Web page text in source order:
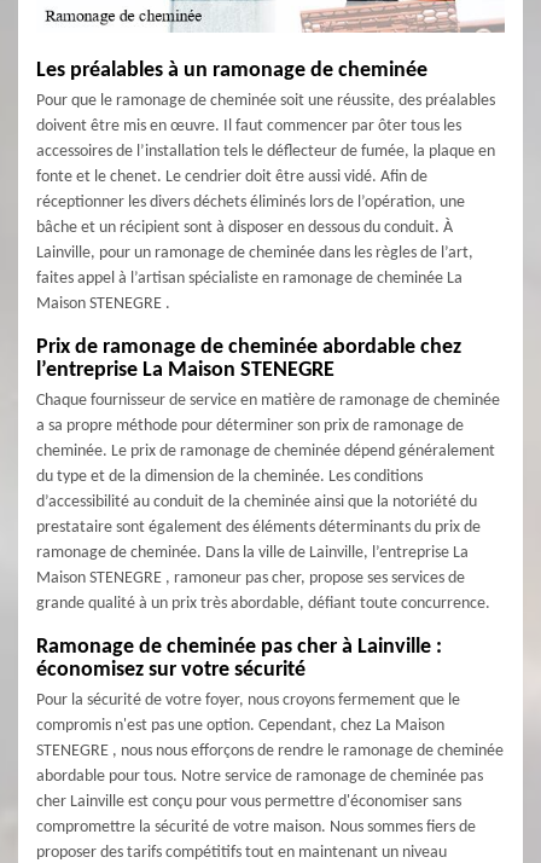
Les préalables à un ramonage de cheminée
Pour que le ramonage de cheminée soit une réussite, des préalables
doivent être mis en œuvre. Il faut commencer par ôter tous les
accessoires de l’installation tels le déflecteur de fumée, la plaque en
fonte et le chenet. Le cendrier doit être aussi vidé. Afin de
réceptionner les divers déchets éliminés lors de l’opération, une
bâche et un récipient sont à disposer en dessous du conduit. À
Lainville, pour un ramonage de cheminée dans les règles de l’art,
faites appel à l’artisan spécialiste en ramonage de cheminée La
Maison STENEGRE .
Prix de ramonage de cheminée abordable chez
l’entreprise La Maison STENEGRE
Chaque fournisseur de service en matière de ramonage de cheminée
a sa propre méthode pour déterminer son prix de ramonage de
cheminée. Le prix de ramonage de cheminée dépend généralement
du type et de la dimension de la cheminée. Les conditions
d’accessibilité au conduit de la cheminée ainsi que la notoriété du
prestataire sont également des éléments déterminants du prix de
ramonage de cheminée. Dans la ville de Lainville, l’entreprise La
Maison STENEGRE , ramoneur pas cher, propose ses services de
grande qualité à un prix très abordable, défiant toute concurrence.
Ramonage de cheminée pas cher à Lainville :
économisez sur votre sécurité
Pour la sécurité de votre foyer, nous croyons fermement que le
compromis n'est pas une option. Cependant, chez La Maison
STENEGRE , nous nous efforçons de rendre le ramonage de cheminée
abordable pour tous. Notre service de ramonage de cheminée pas
cher Lainville est conçu pour vous permettre d'économiser sans
compromettre la sécurité de votre maison. Nous sommes fiers de
proposer des tarifs compétitifs tout en maintenant un niveau